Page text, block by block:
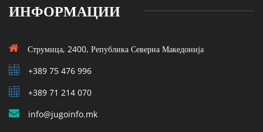
ИНФОРМАЦИИ
Струмица, 2400, Република Северна Македонија
+389 75 476 996
+389 71 214 070
info@jugoinfo.mk